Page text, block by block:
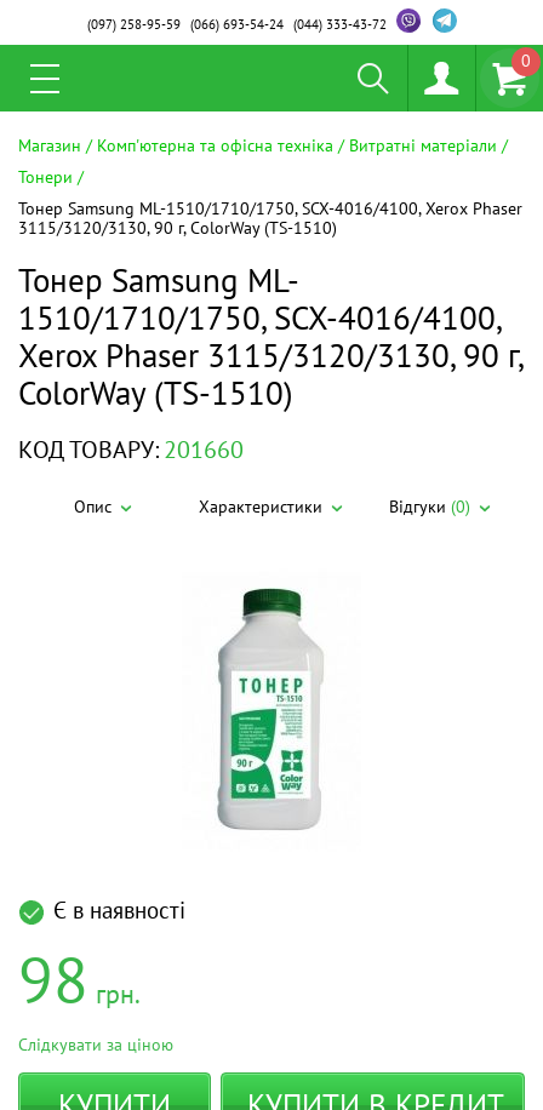
(097)258-95-59 (066)693-54-24 (044)333-43-72
0
Магазин Комп'ютерна та офісна техніка
Витратні матеріали
Тонери
Тонер Samsung ML-1510/1710/1750, SCX-4016/4100, Xerox Phaser
3115/3120/3130, 90 г, ColorWay (TS-1510)
Тонер Samsung ML-
1510/1710/1750, SCX-4016/4100,
Xerox Phaser 3115/3120/3130, 90 г,
ColorWay (TS-1510)
КОД ТОВАРУ:201660
Опис Характеристики Відгуки(0)
Є в наявності
98 грн.
Слідкувати за ціною